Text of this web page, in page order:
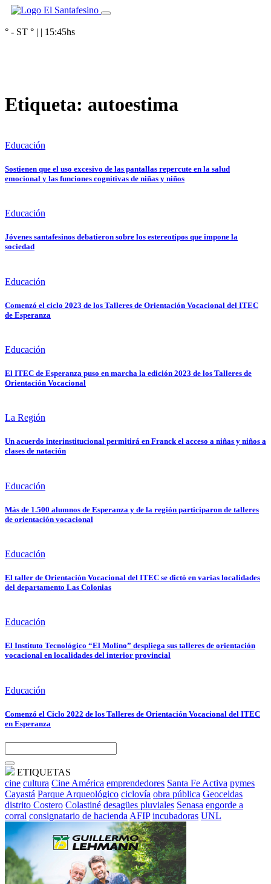
° - ST ° | | 15:45hs
Etiqueta: autoestima
Educación
Sostienen que el uso excesivo de las pantallas repercute en la salud
emocional y las funciones cognitivas de niñas y niños
Educación
Jóvenes santafesinos debatieron sobre los estereotipos que impone la
sociedad
Educación
Comenzó el ciclo 2023 de los Talleres de Orientación Vocacional del ITEC
de Esperanza
Educación
El ITEC de Esperanza puso en marcha la edición 2023 de los Talleres de
Orientación Vocacional
La Región
Un acuerdo interinstitucional permitirá en Franck el acceso a niñas y niños a
clases de natación
Educación
Más de 1.500 alumnos de Esperanza y de la región participaron de talleres
de orientación vocacional
Educación
El taller de Orientación Vocacional del ITEC se dictó en varias localidades
del departamento Las Colonias
Educación
El Instituto Tecnológico “El Molino” despliega sus talleres de orientación
vocacional en localidades del interior provincial
Educación
Comenzó el Ciclo 2022 de los Talleres de Orientación Vocacional del ITEC
en Esperanza
ETIQUETAS
cine cultura Cine América emprendedores Santa Fe Activa pymes
Cayastá Parque Arqueológico ciclovía obra pública Geoceldas
distrito Costero Colastiné desagües pluviales Senasa engorde a
corral consignatario de hacienda AFIP incubadoras UNL